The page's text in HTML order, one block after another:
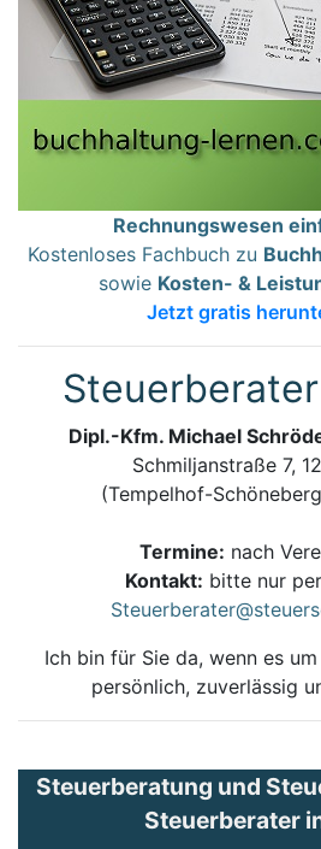
Rechnungswesen
Kostenloses Fachbuch zu
sowie Kosten- &
Jetzt gratis
Dipl.-Kfm. Michael
Schmiljanstraße 7,
(Tempelhof-
Termine: nach
Kontakt: bitte nur
Ich bin für Sie da, wenn es
persönlich, zuverlässig
Steuerberatung und
Steuerberater